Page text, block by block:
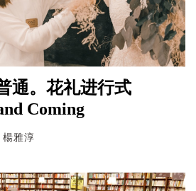
通。花礼进行式
Coming
楊雅淳